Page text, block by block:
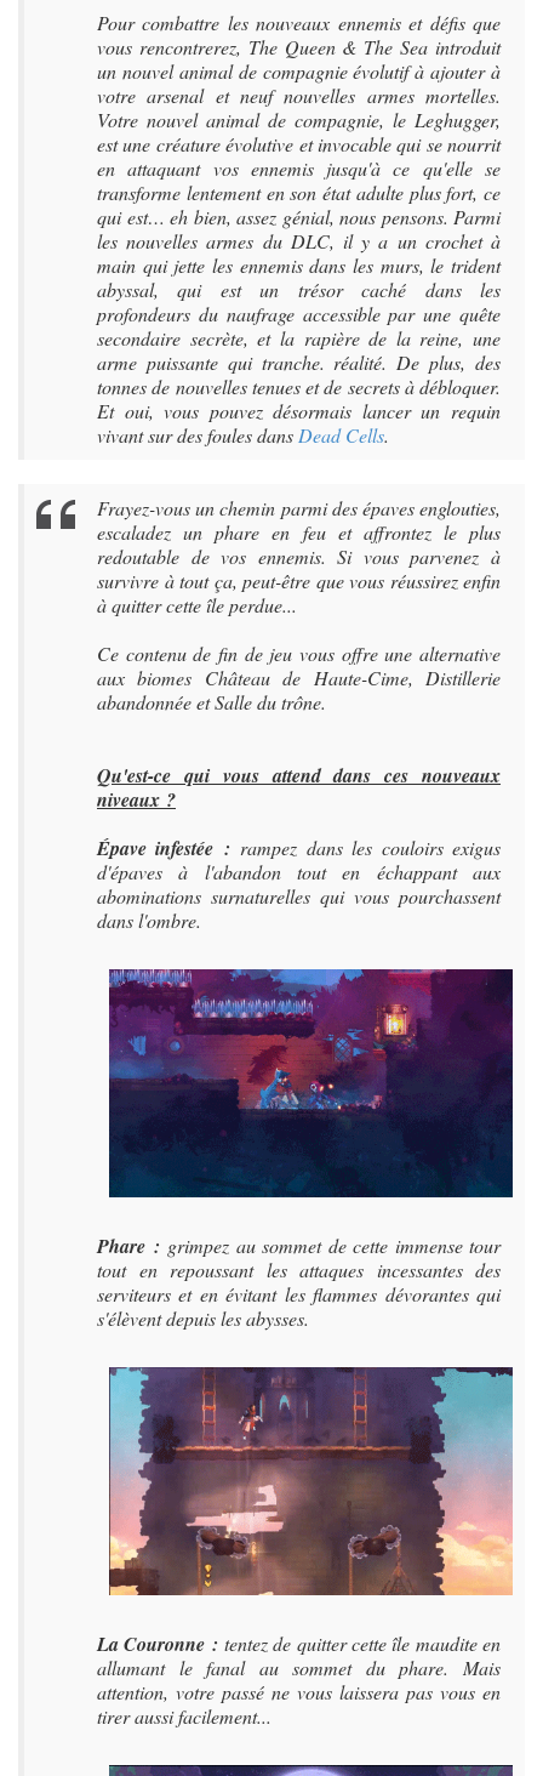
Pour combattre les nouveaux ennemis et défis que
vous rencontrerez, The Queen & The Sea introduit
un nouvel animal de compagnie évolutif à ajouter à
votre arsenal et neuf nouvelles armes mortelles.
Votre nouvel animal de compagnie, le Leghugger,
est une créature évolutive et invocable qui se nourrit
en attaquant vos ennemis jusqu'à ce qu'elle se
transforme lentement en son état adulte plus fort, ce
qui est… eh bien, assez génial, nous pensons. Parmi
les nouvelles armes du DLC, il y a un crochet à
main qui jette les ennemis dans les murs, le trident
abyssal, qui est un trésor caché dans les
profondeurs du naufrage accessible par une quête
secondaire secrète, et la rapière de la reine, une
arme puissante qui tranche. réalité. De plus, des
tonnes de nouvelles tenues et de secrets à débloquer.
Et oui, vous pouvez désormais lancer un requin
vivant sur des foules dans Dead Cells.
Frayez-vous un chemin parmi des épaves englouties,
escaladez un phare en feu et affrontez le plus
redoutable de vos ennemis. Si vous parvenez à
survivre à tout ça, peut-être que vous réussirez enfin
à quitter cette île perdue...
Ce contenu de fin de jeu vous offre une alternative
aux biomes Château de Haute-Cime, Distillerie
abandonnée et Salle du trône.
Qu'est-ce qui vous attend dans ces nouveaux
niveaux ?
Épave infestée : rampez dans les couloirs exigus
d'épaves à l'abandon tout en échappant aux
abominations surnaturelles qui vous pourchassent
dans l'ombre.
Phare : grimpez au sommet de cette immense tour
tout en repoussant les attaques incessantes des
serviteurs et en évitant les flammes dévorantes qui
s'élèvent depuis les abysses.
La Couronne : tentez de quitter cette île maudite en
allumant le fanal au sommet du phare. Mais
attention, votre passé ne vous laissera pas vous en
tirer aussi facilement...